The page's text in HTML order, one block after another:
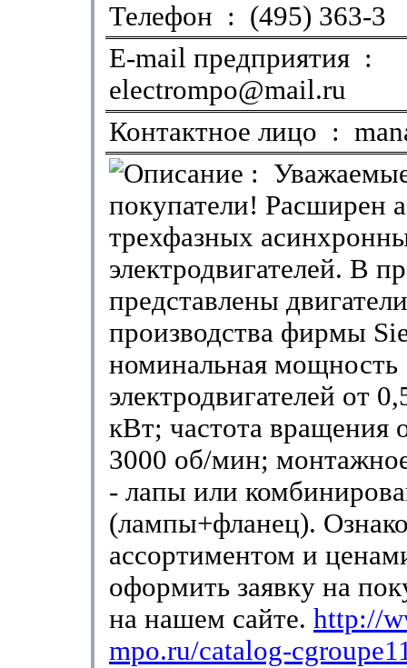
Телефон : (495) 363-3
E-mail предприятия :
electrompo@mail.ru
Контактное лицо :
:
покупатели! Расширен
трехфазных
электродвигателей. В
представлены двигатели
производства фирмы
номинальная мощность
электродвигателей от
кВт; частота вращения
3000 об/мин;
- лапы или
(лампы+фланец).
ассортиментом и
оформить заявку на
на нашем сайте. http://
mpo.ru/catalog-